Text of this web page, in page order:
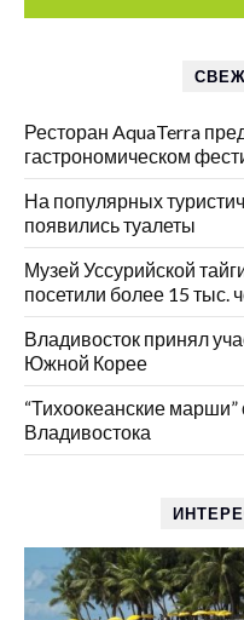
Ресторан AquaTerra
гастрономическом
На популярных
появились туалеты
Музей Уссурийской
посетили более 15 тыс.
Владивосток принял
Южной Корее
“Тихоокеанские
Владивостока